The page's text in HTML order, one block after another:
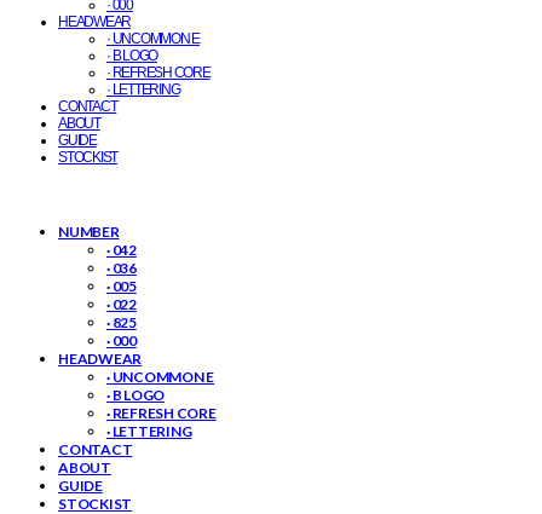
· 000
HEADWEAR
· UNCOMMON E
· B LOGO
· REFRESH CORE
· LETTERING
CONTACT
ABOUT
GUIDE
STOCKIST
NUMBER
· 042
· 036
· 005
· 022
· 825
· 000
HEADWEAR
· UNCOMMON E
· B LOGO
· REFRESH CORE
· LETTERING
CONTACT
ABOUT
GUIDE
STOCKIST